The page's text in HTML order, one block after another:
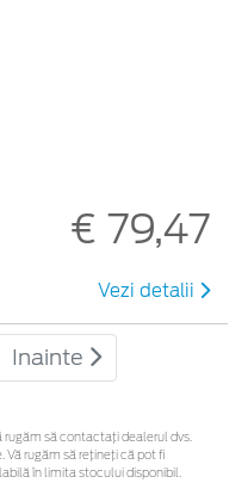
€ 79,47
Vezi detalii
Inainte
rugăm să contactaţi dealerul dvs.
Vă rugăm să rețineți că pot fi
în limita stocului disponibil.